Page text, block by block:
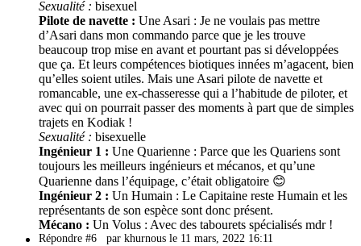
Sexualité : bisexuel
Pilote de navette : Une Asari : Je ne voulais pas mettre
d’Asari dans mon commando parce que je les trouve
beaucoup trop mise en avant et pourtant pas si développées
que ça. Et leurs compétences biotiques innées m’agacent, bien
qu’elles soient utiles. Mais une Asari pilote de navette et
romancable, une ex-chasseresse qui a l’habitude de piloter, et
avec qui on pourrait passer des moments à part que de simples
trajets en Kodiak !
Sexualité : bisexuelle
Ingénieur 1 : Une Quarienne : Parce que les Quariens sont
toujours les meilleurs ingénieurs et mécanos, et qu’une
Quarienne dans l’équipage, c’était obligatoire 😊
Ingénieur 2 : Un Humain : Le Capitaine reste Humain et les
représentants de son espèce sont donc présent.
Mécano : Un Volus : Avec des tabourets spécialisés mdr !
Répondre #6 par khurnous le 11 mars, 2022 16:11